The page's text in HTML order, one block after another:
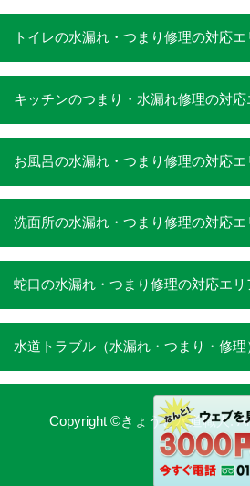
トイレの水漏れ・つまり修理の対応エ
キッチンのつまり・水漏れ修理の対応
お風呂の水漏れ・つまり修理の対応エ
洗面所の水漏れ・つまり修理の対応エ
蛇口の水漏れ・つまり修理の対応エリ
水道トラブル（水漏れ・つまり・修
Copyright ©きょうと水道職人.